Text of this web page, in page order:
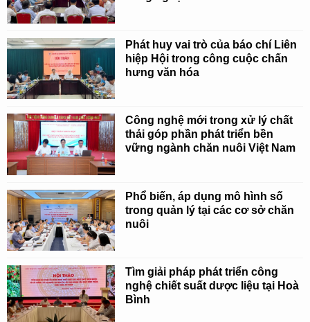
Phát huy vai trò của báo chí Liên
hiệp Hội trong công cuộc chấn
hưng văn hóa
Công nghệ mới trong xử lý chất
thải góp phần phát triển bền
vững ngành chăn nuôi Việt Nam
Phổ biến, áp dụng mô hình số
trong quản lý tại các cơ sở chăn
nuôi
Tìm giải pháp phát triển công
nghệ chiết suất dược liệu tại Hoà
Bình